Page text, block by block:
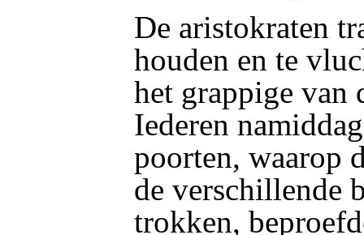
De aristokraten
houden en te
het grappige van
Iederen
poorten, waarop
de verschillende
trokken,